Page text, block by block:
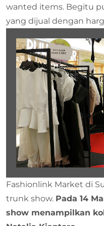
wanted items. Begitu
yang dijual dengan
Fashionlink Market di
trunk show. Pada 14
show menampilkan